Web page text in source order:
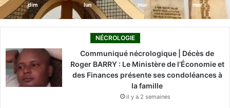
dim lun mar mer
NÉCROLOGIE
Communiqué nécrologique | Décès de
Roger BARRY : Le Ministère de l’Économie et
des Finances présente ses condoléances à
la famille
il y a 2 semaines